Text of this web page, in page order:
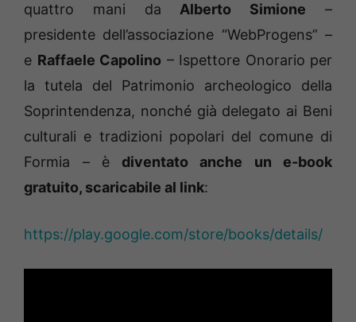
quattro mani da Alberto Simione –
presidente dell’associazione “WebProgens” –
e Raffaele Capolino – Ispettore Onorario per
la tutela del Patrimonio archeologico della
Soprintendenza, nonché già delegato ai Beni
culturali e tradizioni popolari del comune di
Formia – è diventato anche un e-book
gratuito, scaricabile al link:
https://play.google.com/store/books/details/